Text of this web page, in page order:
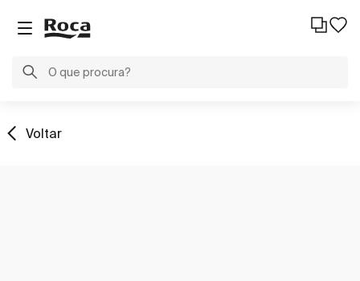
Voltar